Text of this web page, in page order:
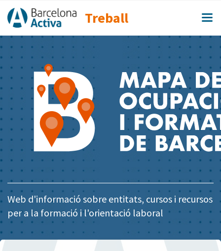
Treball
Web d'informació sobre entitats, cursos i recursos
per a la formació i l'orientació laboral